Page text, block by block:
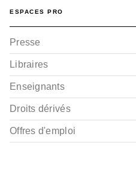
ESPACES PRO
Presse
Libraires
Enseignants
Droits dérivés
Offres d'emploi